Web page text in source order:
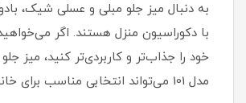
به دنبال میز جلو مبلی و عسلی شیک،
با دکوراسیون منزل هستند. اگر
خود را جذاب‌تر و کاربردی‌تر کنید، میز
مدل 101 می‌تواند انتخابی مناسب برای خانه شما باشد.